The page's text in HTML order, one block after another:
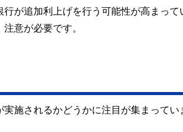
が追加利上げを行う可能性が高まっ
意が必要です。
施されるかどうかに注目が集まって